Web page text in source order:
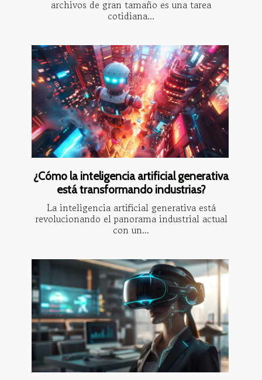
archivos de gran tamaño es una tarea
cotidiana...
¿Cómo la inteligencia artificial generativa
está transformando industrias?
La inteligencia artificial generativa está
revolucionando el panorama industrial actual
con un...